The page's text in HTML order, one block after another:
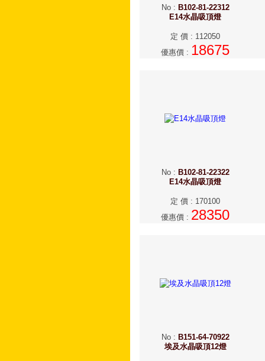
No: B102-81-22312
E14水晶吸頂燈
定 價 : 112050
優惠價 : 18675
No: B102-81-22322
E14水晶吸頂燈
定 價 : 170100
優惠價 : 28350
No: B151-64-70922
埃及水晶吸頂12燈